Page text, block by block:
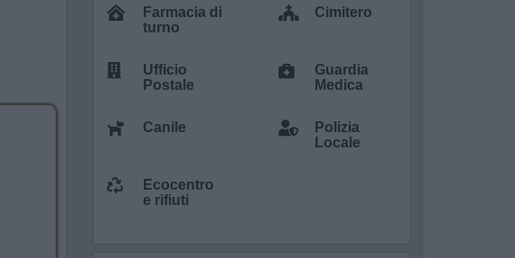
Farmacia di
turno
Cimitero
Ufficio
Postale
Guardia
Medica
Canile
Polizia
Locale
Ecocentro
e rifiuti